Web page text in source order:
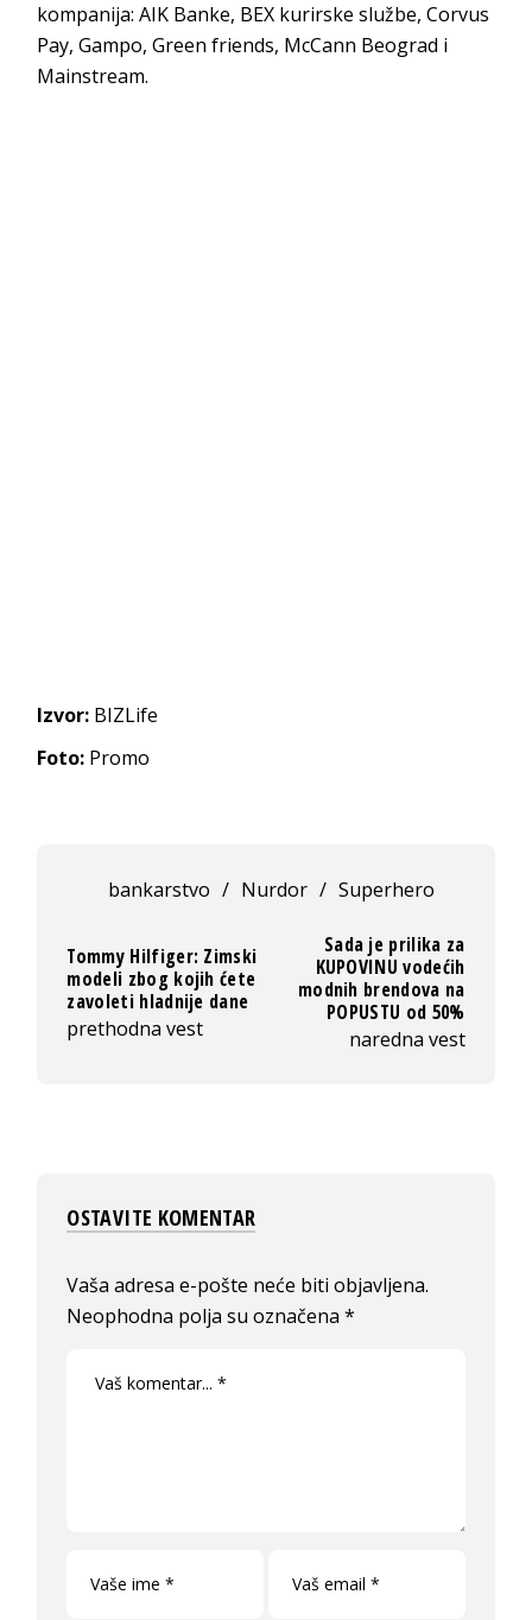
kompanija: AIK Banke, BEX kurirske službe, Corvus
Pay, Gampo, Green friends, McCann Beograd i
Mainstream.
Izvor: BIZLife
Foto: Promo
bankarstvo / Nurdor / Superhero
Tommy Hilfiger: Zimski
modeli zbog kojih ćete
zavoleti hladnije dane
prethodna vest
Sada je prilika za
KUPOVINU vodećih
modnih brendova na
POPUSTU od 50%
naredna vest
OSTAVITE KOMENTAR
Vaša adresa e-pošte neće biti objavljena.
Neophodna polja su označena*